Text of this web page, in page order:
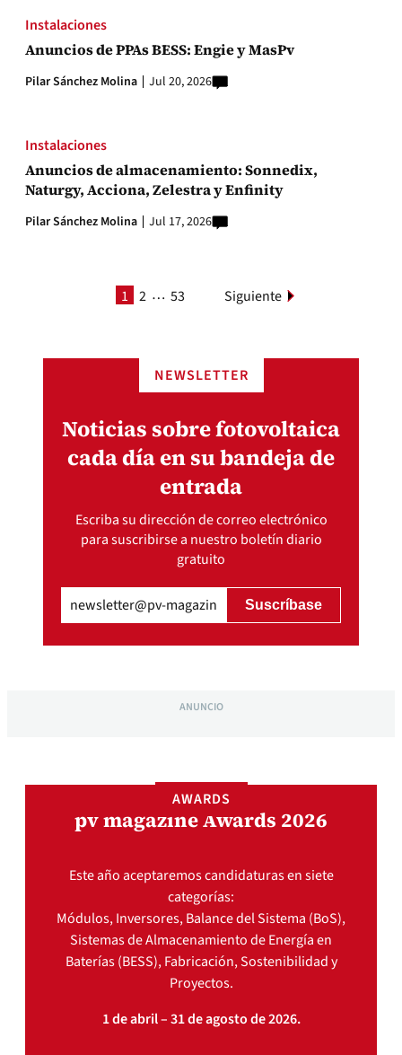
Instalaciones
Anuncios de PPAs BESS: Engie y MasPv
Pilar Sánchez Molina Jul 20, 2026
Instalaciones
Anuncios de almacenamiento: Sonnedix,
Naturgy, Acciona, Zelestra y Enfinity
Pilar Sánchez Molina Jul 17, 2026
1 2 … 53 Siguiente
NEWSLETTER
Noticias sobre fotovoltaica
cada día en su bandeja de
entrada
Escriba su dirección de correo electrónico
para suscribirse a nuestro boletín diario
gratuito
(Obligatorio)
ANUNCIO
AWARDS
pv magazine Awards 2026
Este año aceptaremos candidaturas en siete
categorías:
Módulos, Inversores, Balance del Sistema (BoS),
Sistemas de Almacenamiento de Energía en
Baterías (BESS), Fabricación, Sostenibilidad y
Proyectos.
1 de abril – 31 de agosto de 2026.